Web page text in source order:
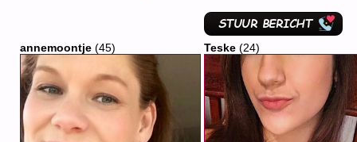
annemoontje (45) Teske (24)